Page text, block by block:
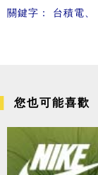
關鍵字： 台積電
您也可能喜歡